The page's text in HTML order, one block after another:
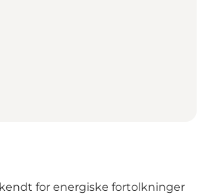
for energiske fortolkninger